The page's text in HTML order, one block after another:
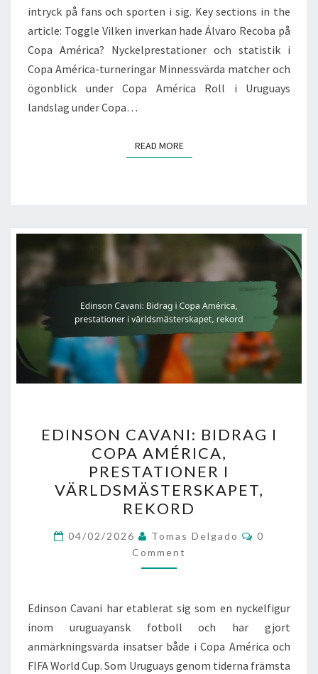
intryck på fans och sporten i sig. Key sections in the
article: Toggle Vilken inverkan hade Álvaro Recoba på
Copa América? Nyckelprestationer och statistik i
Copa América-turneringar Minnessvärda matcher och
ögonblick under Copa América Roll i Uruguays
landslag under Copa…
READ MOREREAD MORE
CAVANI:
BIDRAG
I
COPA
AMÉRICA,
PRESTATIONER
I
VÄRLDSMÄSTERSKAPET,
EDINSON CAVANI: BIDRAG I
COPA AMÉRICA,
PRESTATIONER I
VÄRLDSMÄSTERSKAPET,
REKORD
04/02/2026 Tomas Delgado Comments
0
Comment
Edinson Cavani har etablerat sig som en nyckelfigur
inom uruguayansk fotboll och har gjort
anmärkningsvärda insatser både i Copa América och
FIFA World Cup. Som Uruguays genom tiderna främsta